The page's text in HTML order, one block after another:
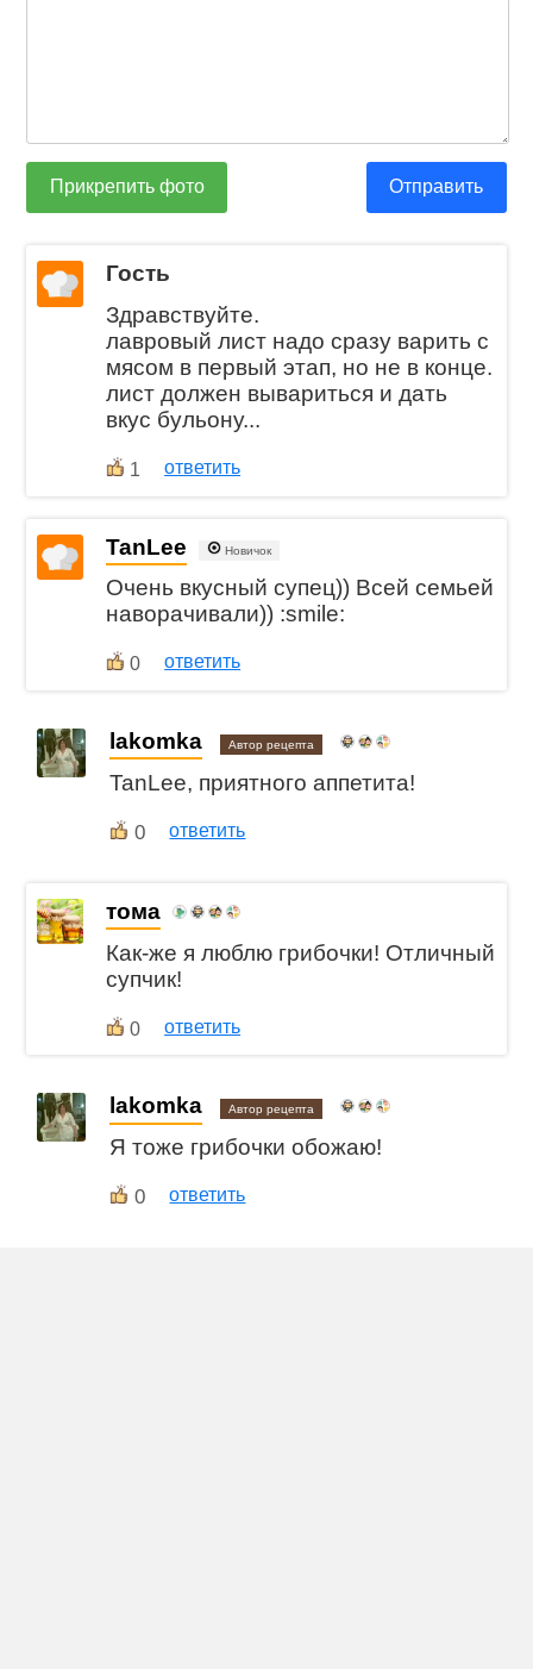
Прикрепить фото Отправить
Гость
Здравствуйте.
лавровый лист надо сразу варить с
мясом в первый этап, но не в конце.
лист должен вывариться и дать
вкус бульону...
1 ответить
TanLee Новичок
Очень вкусный супец)) Всей семьей
наворачивали)) :smile:
0 ответить
lakomka Автор рецепта
TanLee, приятного аппетита!
0 ответить
тома
Как-же я люблю грибочки! Отличный
супчик!
0 ответить
lakomka Автор рецепта
Я тоже грибочки обожаю!
0 ответить